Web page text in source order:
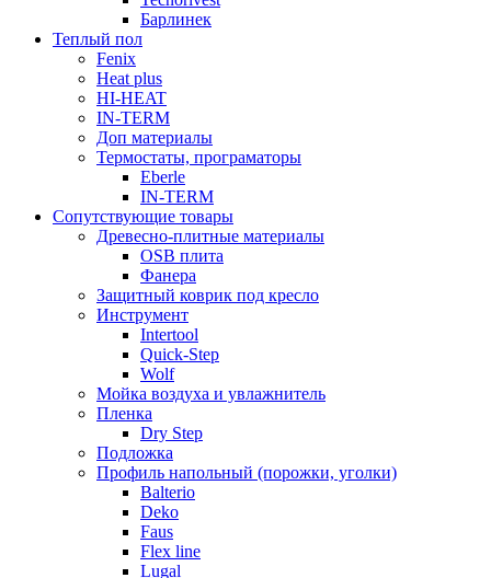
Барлинек
Теплый пол
Fenix
Heat plus
HI-HEAT
IN-TERM
Доп материалы
Термостаты, програматоры
Eberle
IN-TERM
Сопутствующие товары
Древесно-плитные материалы
OSB плита
Фанера
Защитный коврик под кресло
Инструмент
Intertool
Quick-Step
Wolf
Мойка воздуха и увлажнитель
Пленка
Dry Step
Подложка
Профиль напольный (порожки, уголки)
Balterio
Deko
Faus
Flex line
Lugal